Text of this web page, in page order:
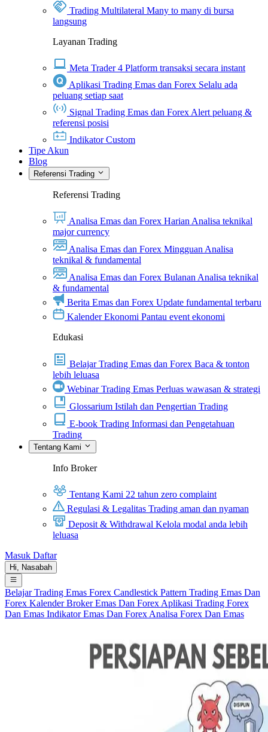
Trading Multilateral Many to many di bursa
langsung
Layanan Trading
Meta Trader 4 Platform transaksi secara instant
Aplikasi Trading Emas dan Forex Selalu ada
peluang setiap saat
Signal Trading Emas dan Forex Alert peluang &
referensi posisi
Indikator Custom
Tipe Akun
Blog
Referensi Trading
Referensi Trading
Analisa Emas dan Forex Harian Analisa teknikal
major currency
Analisa Emas dan Forex Mingguan Analisa
teknikal & fundamental
Analisa Emas dan Forex Bulanan Analisa teknikal
& fundamental
Berita Emas dan Forex Update fundamental terbaru
Kalender Ekonomi Pantau event ekonomi
Edukasi
Belajar Trading Emas dan Forex Baca & tonton
lebih leluasa
Webinar Trading Emas Perluas wawasan & strategi
Glossarium Istilah dan Pengertian Trading
E-book Trading Informasi dan Pengetahuan
Trading
Tentang Kami
Info Broker
Tentang Kami 22 tahun zero complaint
Regulasi & Legalitas Trading aman dan nyaman
Deposit & Withdrawal Kelola modal anda lebih
leluasa
Masuk Daftar
Hi, Nasabah
Belajar Trading Emas Forex Candlestick Pattern Trading Emas Dan
Forex KalenderBroker Emas Dan Forex Aplikasi Trading Forex
Dan Emas Indikator Emas Dan Forex Analisa Forex Dan Emas